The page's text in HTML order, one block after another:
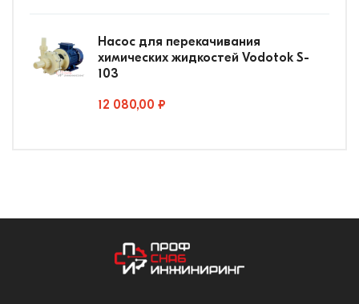
Насос для перекачивания
химических жидкостей Vodotok S-
103
12 080,00 ₽